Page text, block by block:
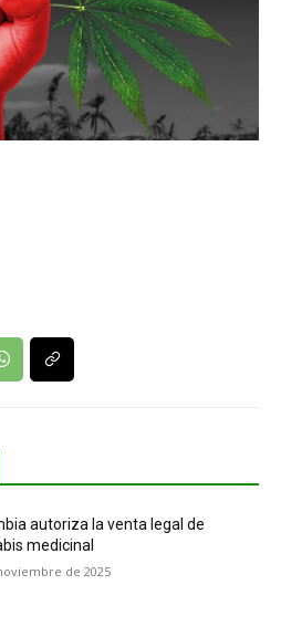
autoriza la venta legal de
medicinal
de 2025